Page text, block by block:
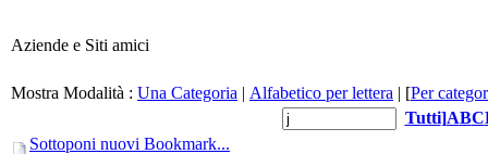
Aziende e Siti amici
Mostra Modalità : Una Categoria | Alfabetico per lettera | [Per
Tutti]ABC
Sottoponi nuovi Bookmark...